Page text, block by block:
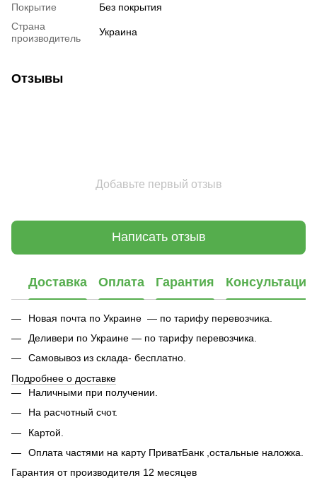
Покрытие
Без покрытия
Страна
производитель
Украина
Отзывы
Добавьте первый отзыв
Написать отзыв
Доставка Оплата Гарантия Консультация
Новая почта по Украине — по тарифу перевозчика.
Деливери по Украине — по тарифу перевозчика.
Самовывоз из склада- бесплатно.
Подробнее о доставке
Наличными при получении.
На расчотный счот.
Картой.
Оплата частями на карту ПриватБанк ,остальные наложка.
Гарантия от производителя 12 месяцев